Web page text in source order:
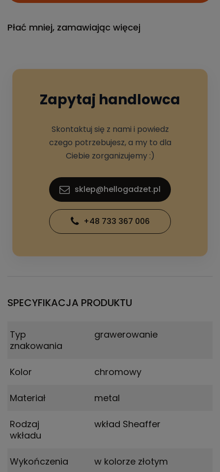
Płać mniej, zamawiając więcej
Zapytaj handlowca
Skontaktuj się z nami i powiedz
czego potrzebujesz, a my to dla
Ciebie zorganizujemy :)
sklep@hellogadzet.pl
+48 733 367 006
SPECYFIKACJA PRODUKTU
Typ
znakowania
grawerowanie
Kolor chromowy
Materiał metal
Rodzaj
wkładu
wkład Sheaffer
Wykończenia w kolorze złotym